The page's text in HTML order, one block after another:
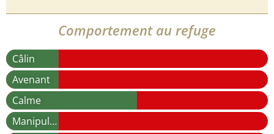
Comportement au refuge
Câlin
Avenant
Calme
Manipulable